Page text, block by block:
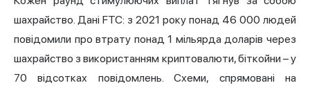
шахрайство. Дані FTC: з 2021 року понад 46 000 людей
повідомили про втрату понад 1 мільярда доларів через
шахрайство з використанням криптовалюти, біткойни – у
70 відсотках повідомлень. Схеми, спрямовані на